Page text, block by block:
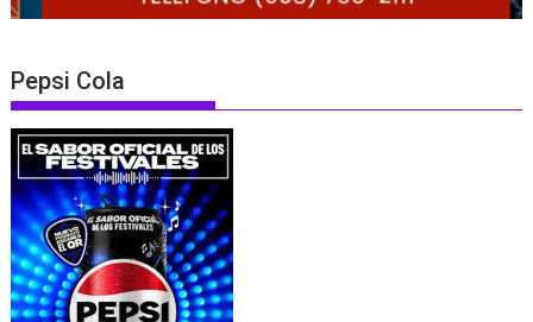
Pepsi Cola